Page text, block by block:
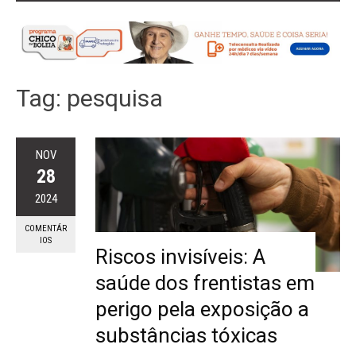
Tag: pesquisa
NOV
28
2024
COMENTÁR
IOS
Riscos invisíveis: A
saúde dos frentistas em
perigo pela exposição a
substâncias tóxicas